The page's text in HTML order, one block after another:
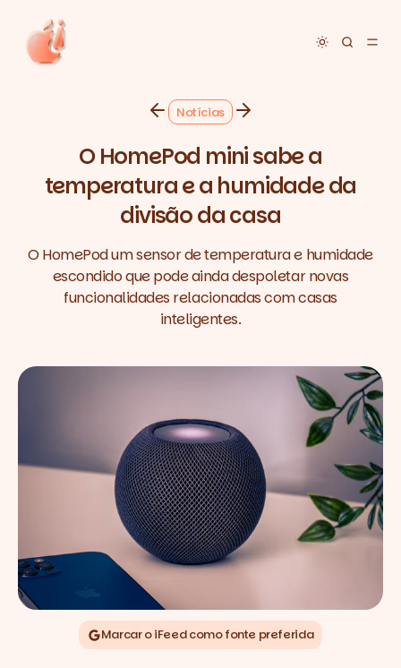
Toggle
Notícias
O HomePod mini sabe a
temperatura e a humidade da
divisão da casa
O HomePod um sensor de temperatura e humidade
escondido que pode ainda despoletar novas
funcionalidades relacionadas com casas
inteligentes.
Marcar o iFeed como fonte preferida